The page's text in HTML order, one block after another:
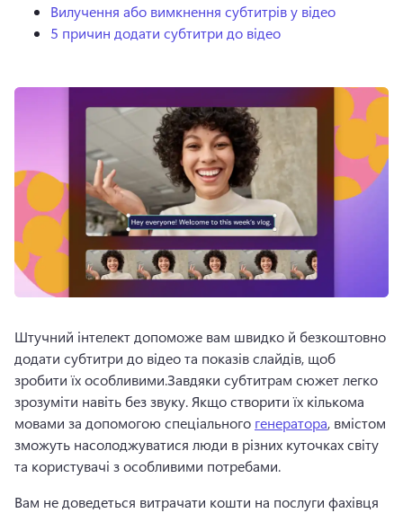
Вилучення або вимкнення субтитрів у відео
5 причин додати субтитри до відео
Штучний інтелект допоможе вам швидко й безкоштовно
додати субтитри до відео та показів слайдів, щоб
зробити їх особливими.Завдяки субтитрам сюжет легко
зрозуміти навіть без звуку. Якщо створити їх кількома
мовами за допомогою спеціального генератора, вмістом
зможуть насолоджуватися люди в різних куточках світу
та користувачі з особливими потребами.
Вам не доведеться витрачати кошти на послуги фахівця